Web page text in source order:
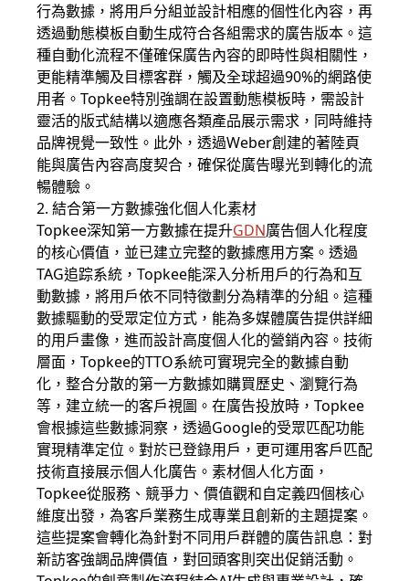
行為數據，將用戶分組並設計相應的個性化內容，再
透過動態模板自動生成符合各組需求的廣告版本。這
種自動化流程不僅確保廣告內容的即時性與相關性，
更能精準觸及目標客群，觸及全球超過90%的網路使
用者。Topkee特別強調在設置動態模板時，需設計
靈活的版式結構以適應各類產品展示需求，同時維持
品牌視覺一致性。此外，透過Weber創建的著陸頁
能與廣告內容高度契合，確保從廣告曝光到轉化的流
暢體驗。
2. 結合第一方數據強化個人化素材
Topkee深知第一方數據在提升GDN廣告個人化程度
的核心價值，並已建立完整的數據應用方案。透過
TAG追踪系統，Topkee能深入分析用戶的行為和互
動數據，將用戶依不同特徵劃分為精準的分組。這種
數據驅動的受眾定位方式，能為多媒體廣告提供詳細
的用戶畫像，進而設計高度個人化的營銷內容。技術
層面，Topkee的TTO系統可實現完全的數據自動
化，整合分散的第一方數據如購買歷史、瀏覽行為
等，建立統一的客戶視圖。在廣告投放時，Topkee
會根據這些數據洞察，透過Google的受眾匹配功能
實現精準定位。對於已登錄用戶，更可運用客戶匹配
技術直接展示個人化廣告。素材個人化方面，
Topkee從服務、競爭力、價值觀和自定義四個核心
維度出發，為客戶業務生成專業且創新的主題提案。
這些提案會轉化為針對不同用戶群體的廣告訊息：對
新訪客強調品牌價值，對回頭客則突出促銷活動。